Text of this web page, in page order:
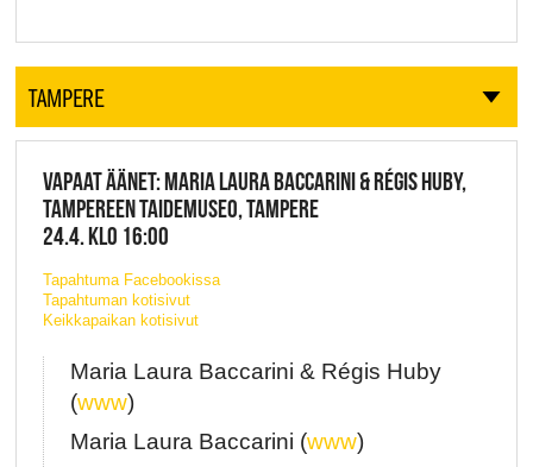
TAMPERE
VAPAAT ÄÄNET: MARIA LAURA BACCARINI & RÉGIS HUBY,
TAMPEREEN TAIDEMUSEO, TAMPERE
24.4. KLO 16:00
Tapahtuma Facebookissa
Tapahtuman kotisivut
Keikkapaikan kotisivut
Maria Laura Baccarini & Régis Huby
(www)
Maria Laura Baccarini (www)